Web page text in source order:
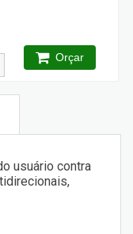
Orçar
usuário contra